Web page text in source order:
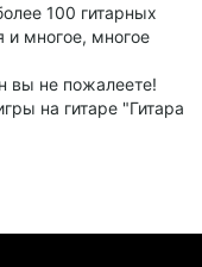
100 гитарных
и многое, многое
вы не пожалеете!
на гитаре "Гитара